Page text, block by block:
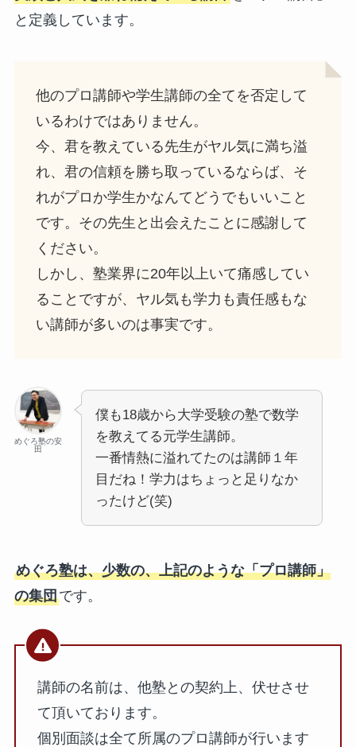
と定義しています。
他のプロ講師や学生講師の全てを否定して
いるわけではありません。
今、君を教えている先生がヤル気に満ち溢
れ、君の信頼を勝ち取っているならば、そ
れがプロか学生かなんてどうでもいいこと
です。その先生と出会えたことに感謝して
ください。
しかし、塾業界に20年以上いて痛感してい
ることですが、ヤル気も学力も責任感もな
い講師が多いのは事実です。
めぐろ塾の安
田
僕も18歳から大学受験の塾で数学
を教えてる元学生講師。
一番情熱に溢れてたのは講師１年
目だね！学力はちょっと足りなか
ったけど(笑)
めぐろ塾は、少数の、上記のような「プロ講師」
の集団です。
講師の名前は、他塾との契約上、伏せさせ
て頂いております。
個別面談は全て所属のプロ講師が行います